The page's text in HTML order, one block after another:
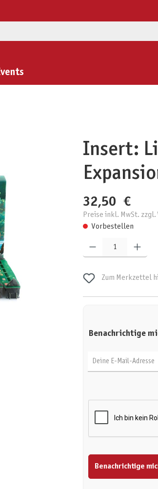
Insert:
32,50 €
Preise inkl. MwSt.
Vorbestellen
Produkt Anzahl: Gib den
Zum Merkzettel
Benachrichtige
Benachrichtige